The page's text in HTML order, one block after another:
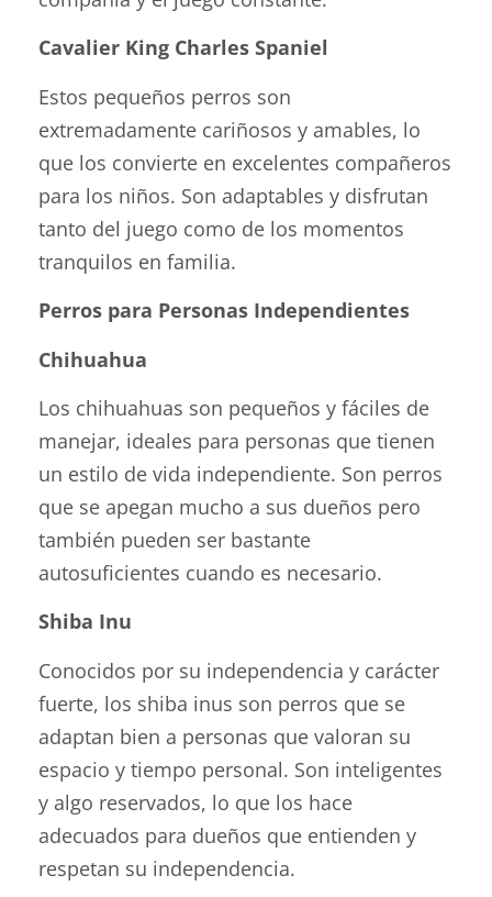
Cavalier King Charles Spaniel
Estos pequeños perros son
extremadamente cariñosos y amables, lo
que los convierte en excelentes compañeros
para los niños. Son adaptables y disfrutan
tanto del juego como de los momentos
tranquilos en familia.
Perros para Personas Independientes
Chihuahua
Los chihuahuas son pequeños y fáciles de
manejar, ideales para personas que tienen
un estilo de vida independiente. Son perros
que se apegan mucho a sus dueños pero
también pueden ser bastante
autosuficientes cuando es necesario.
Shiba Inu
Conocidos por su independencia y carácter
fuerte, los shiba inus son perros que se
adaptan bien a personas que valoran su
espacio y tiempo personal. Son inteligentes
y algo reservados, lo que los hace
adecuados para dueños que entienden y
respetan su independencia.